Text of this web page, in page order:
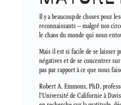
Il y a beaucoup de choses pour
reconnaissants – malgré nos
le chaos du monde qui nous
Mais il est si facile de se laisser
négatives et de se concentrer sur
pas par rapport à ce que nous
Robert A. Emmons, PhD,
l’Université de Californie à